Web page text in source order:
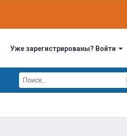
Уже зарегистрированы? Войти